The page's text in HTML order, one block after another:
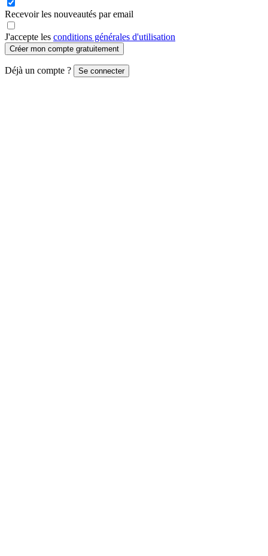
Recevoir les nouveautés par email
J'accepte les conditions générales d'utilisation
Créer mon compte gratuitement
Déjà un compte ? Se connecter